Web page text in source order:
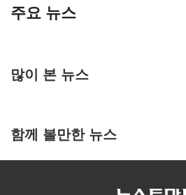
주요 뉴스
많이 본 뉴스
함께 볼만한 뉴스